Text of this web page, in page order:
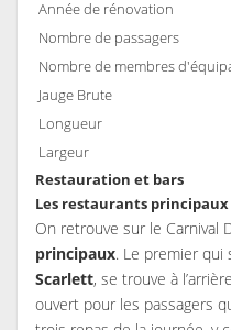
Année de rénovation
Nombre de passagers
Nombre de membres
Jauge Brute
Longueur
Largeur
Restauration et bars
Les restaurants principaux
On retrouve sur le Carnival
principaux. Le premier qui
Scarlett, se trouve à
ouvert pour les passagers